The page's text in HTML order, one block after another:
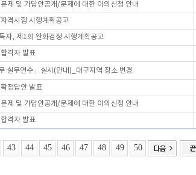
제 및 가답안공개/문제에 대한 이의신청 안내
격시험 시행계획공고
자, 제1회 완화검정 시행계획공고
격자 발표
실무연수」실시(안내)_대구지역 장소 변경
정답안 발표
제 및 가답안공개/문제에 대한 이의신청 안내
격자 발표
43 44 45 46 47 48 49 50